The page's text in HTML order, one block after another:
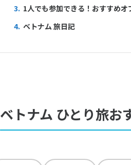
3. 1人でも参加できる！おすすめオ
4. ベトナム 旅日記
ベトナム ひとり旅お